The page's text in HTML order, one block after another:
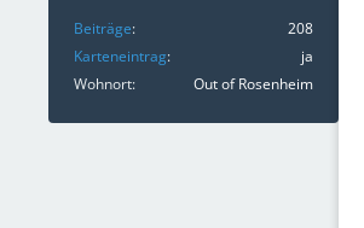
Beiträge
208
Karteneintrag
ja
Wohnort
Out of Rosenheim